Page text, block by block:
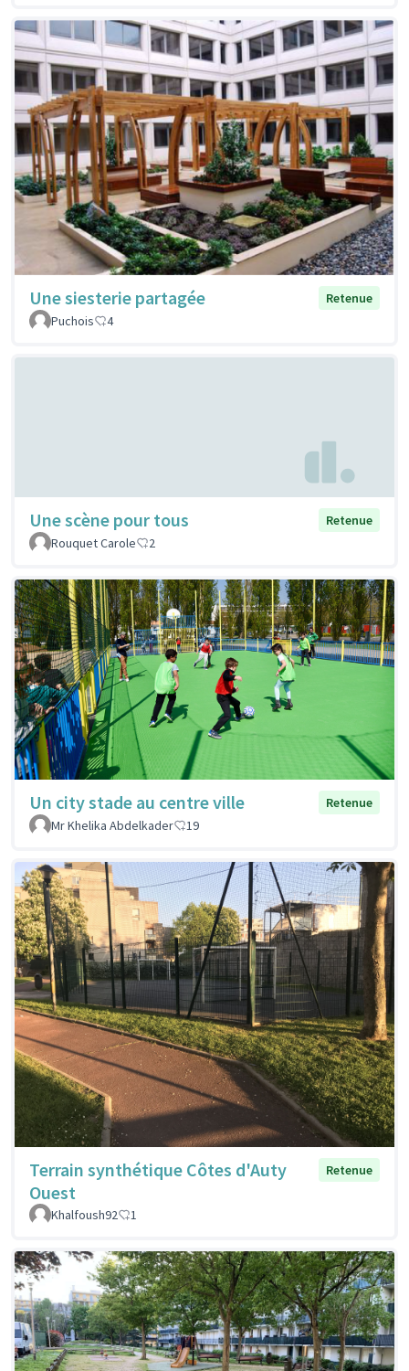
Une siesterie partagée
Retenue
Puchois
4
Une scène pour tous
Retenue
Rouquet Carole
2
Un city stade au centre ville
Retenue
Mr Khelika Abdelkader
19
Terrain synthétique Côtes d'Auty
Ouest
Retenue
Khalfoush92 1